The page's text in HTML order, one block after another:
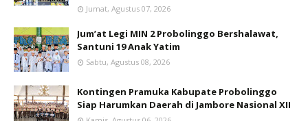
Jumat, Agustus 07, 2026
Jum’at Legi MIN 2 Probolinggo Bershalawat,
Santuni 19 Anak Yatim
Sabtu, Agustus 08, 2026
Kontingen Pramuka Kabupate Probolinggo
Siap Harumkan Daerah di Jambore Nasional XII